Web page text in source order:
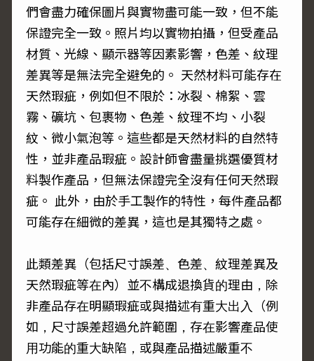
們會盡力確保圖片與實物盡可能一致，但不能
保證完全一致。照片均以實物拍攝，但受產品
材質、光線、顯示器等因素影響，色差、紋理
差異等是無法完全避免的。 天然材料可能存在
天然瑕疵，例如但不限於：冰裂、棉絮、雲
霧、礦坑、包裹物、色差、紋理不均、小裂
紋、微小氣泡等。這些都是天然材料的自然特
性，並非產品瑕疵。設計師會盡量挑選優質材
料製作產品，但無法保證完全沒有任何天然瑕
疵。 此外，由於手工製作的特性，每件產品都
可能存在細微的差異，這也是其獨特之處。
此類差異（包括尺寸誤差、色差、紋理差異及
天然瑕疵等在內）並不構成退換貨的理由，除
非產品存在明顯瑕疵或與描述有重大出入（例
如，尺寸誤差超過允許範圍，存在影響產品使
用功能的重大缺陷，或與產品描述嚴重不